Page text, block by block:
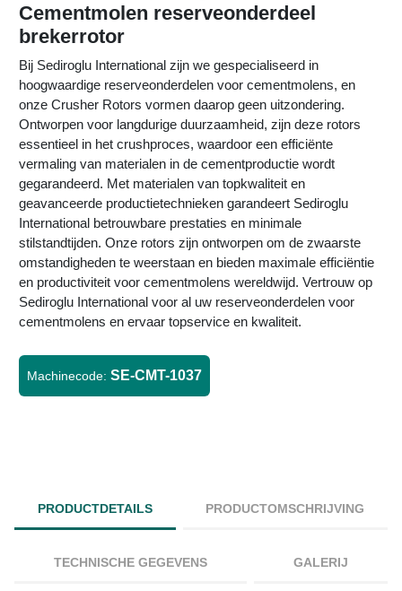
Cementmolen reserveonderdeel
brekerrotor
Bij Sediroglu International zijn we gespecialiseerd in
hoogwaardige reserveonderdelen voor cementmolens, en
onze Crusher Rotors vormen daarop geen uitzondering.
Ontworpen voor langdurige duurzaamheid, zijn deze rotors
essentieel in het crushproces, waardoor een efficiënte
vermaling van materialen in de cementproductie wordt
gegarandeerd. Met materialen van topkwaliteit en
geavanceerde productietechnieken garandeert Sediroglu
International betrouwbare prestaties en minimale
stilstandtijden. Onze rotors zijn ontworpen om de zwaarste
omstandigheden te weerstaan en bieden maximale efficiëntie
en productiviteit voor cementmolens wereldwijd. Vertrouw op
Sediroglu International voor al uw reserveonderdelen voor
cementmolens en ervaar topservice en kwaliteit.
Machinecode: SE-CMT-1037
PRODUCTDETAILS PRODUCTOMSCHRIJVING
TECHNISCHE GEGEVENS GALERIJ